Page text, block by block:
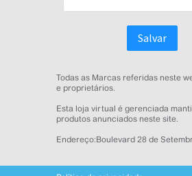
Todas as Marcas referidas neste
e proprietários.
Esta loja virtual é gerenciada
produtos anunciados neste site.
Endereço:Boulevard 28 de